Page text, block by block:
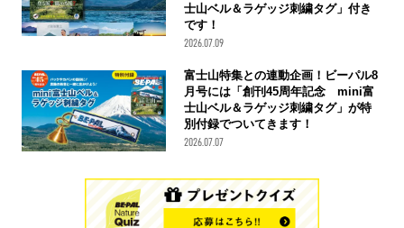
士山ベル＆ラゲッジ刺繍タグ」付き
です！
2026.07.09
富士山特集との連動企画！ビーパル8
月号には「創刊45周年記念 mini富
士山ベル＆ラゲッジ刺繍タグ」が特
別付録でついてきます！
2026.07.07